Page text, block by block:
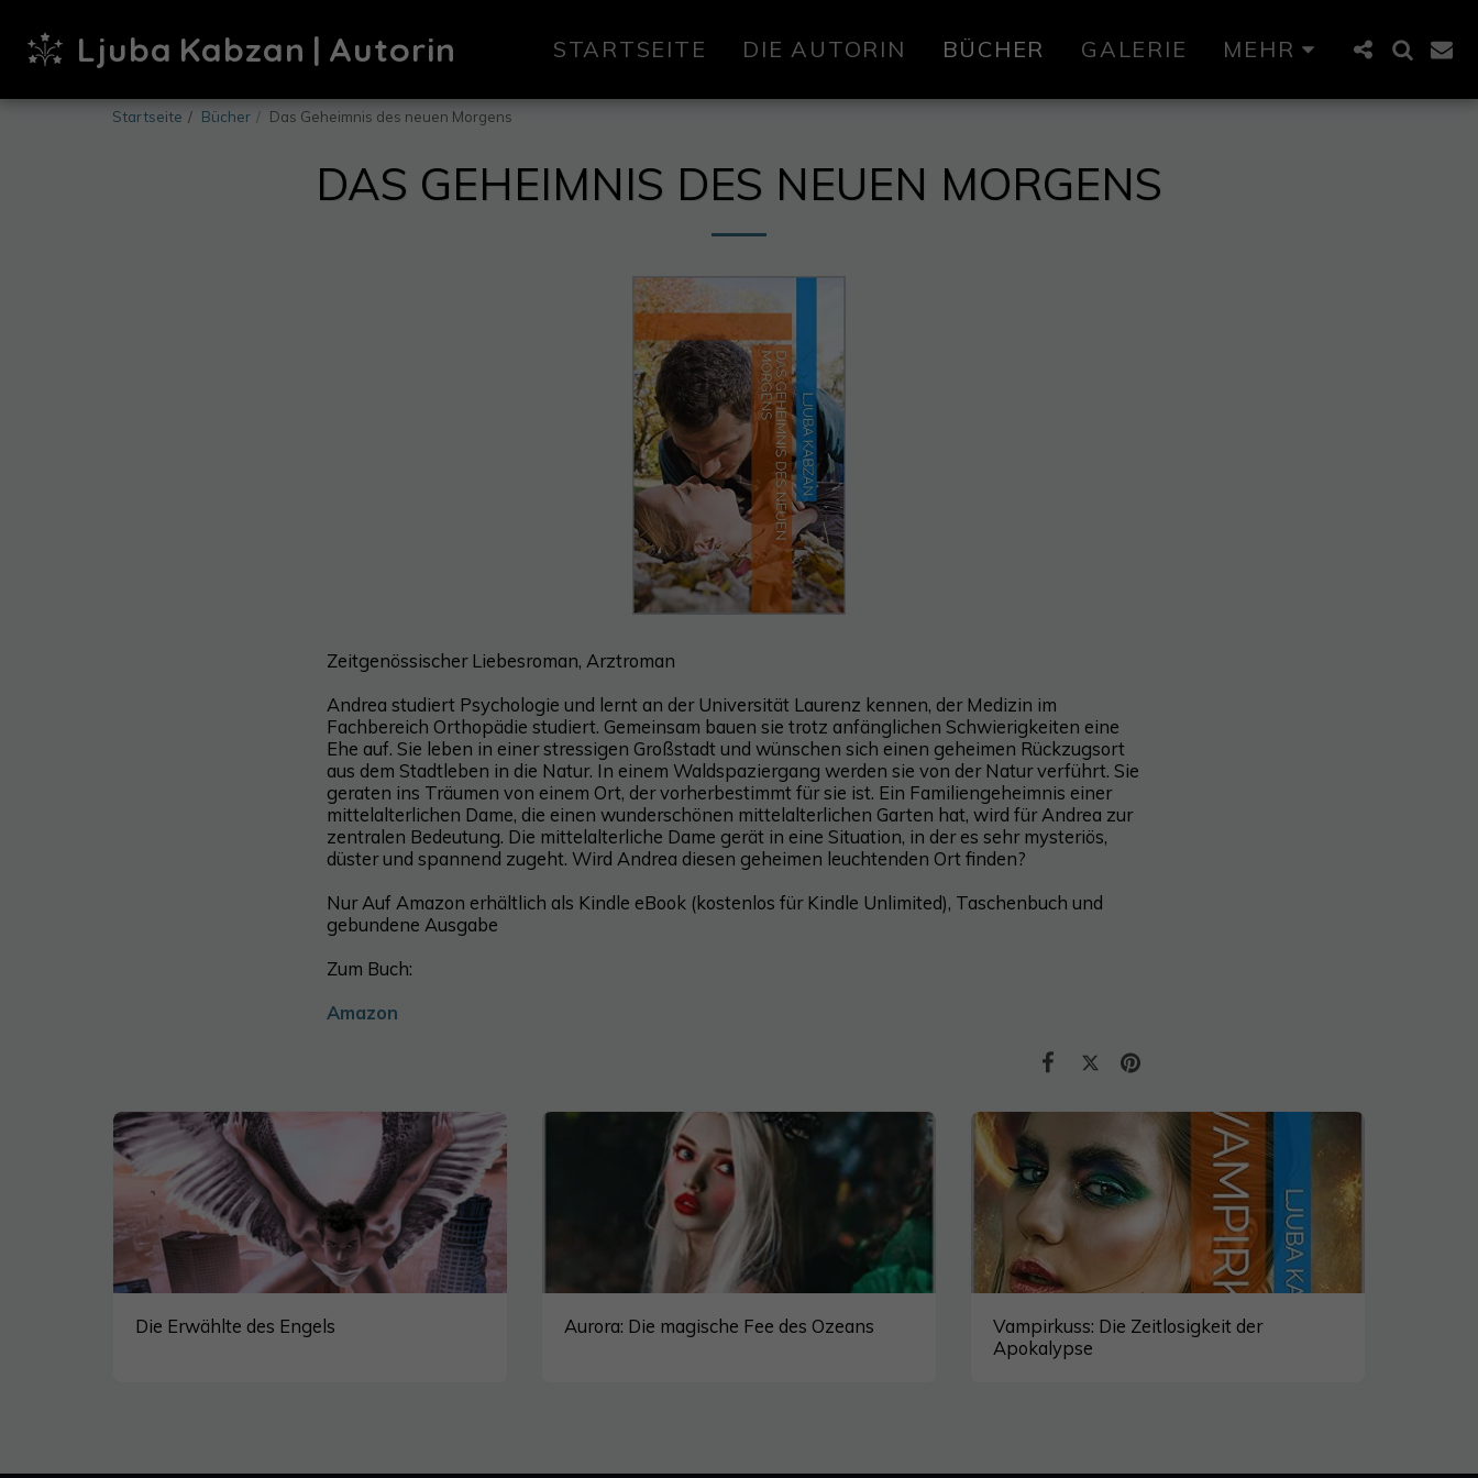
Ljuba Kabzan | Autorin STARTSEITE DIE AUTORIN BÜCHER GALERIE MEHR
Startseite Bücher Das Geheimnis des neuen Morgens
DAS GEHEIMNIS DES NEUEN MORGENS
Zeitgenössischer Liebesroman, Arztroman
Andrea studiert Psychologie und lernt an der Universität Laurenz kennen, der Medizin im
Fachbereich Orthopädie studiert. Gemeinsam bauen sie trotz anfänglichen Schwierigkeiten eine
Ehe auf. Sie leben in einer stressigen Großstadt und wünschen sich einen geheimen Rückzugsort
aus dem Stadtleben in die Natur. In einem Waldspaziergang werden sie von der Natur verführt. Sie
geraten ins Träumen von einem Ort, der vorherbestimmt für sie ist. Ein Familiengeheimnis einer
mittelalterlichen Dame, die einen wunderschönen mittelalterlichen Garten hat, wird für Andrea zur
zentralen Bedeutung. Die mittelalterliche Dame gerät in eine Situation, in der es sehr mysteriös,
düster und spannend zugeht. Wird Andrea diesen geheimen leuchtenden Ort finden?
Nur Auf Amazon erhältlich als Kindle eBook (kostenlos für Kindle Unlimited), Taschenbuch und
gebundene Ausgabe
Zum Buch:
Amazon
Die Erwählte des Engels Aurora: Die magische Fee des Ozeans
Vampirkuss: Die Zeitlosigkeit der
Apokalypse